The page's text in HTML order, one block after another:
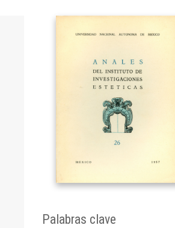
Palabras clave